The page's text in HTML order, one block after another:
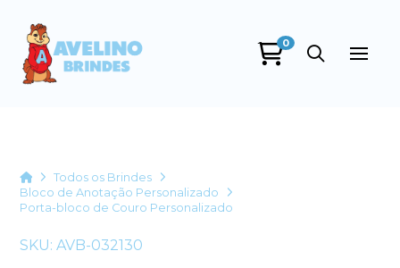
0
HomeTodos os Brindes
Bloco de Anotação Personalizado
Porta-bloco de Couro Personalizado
SKU: AVB-032130